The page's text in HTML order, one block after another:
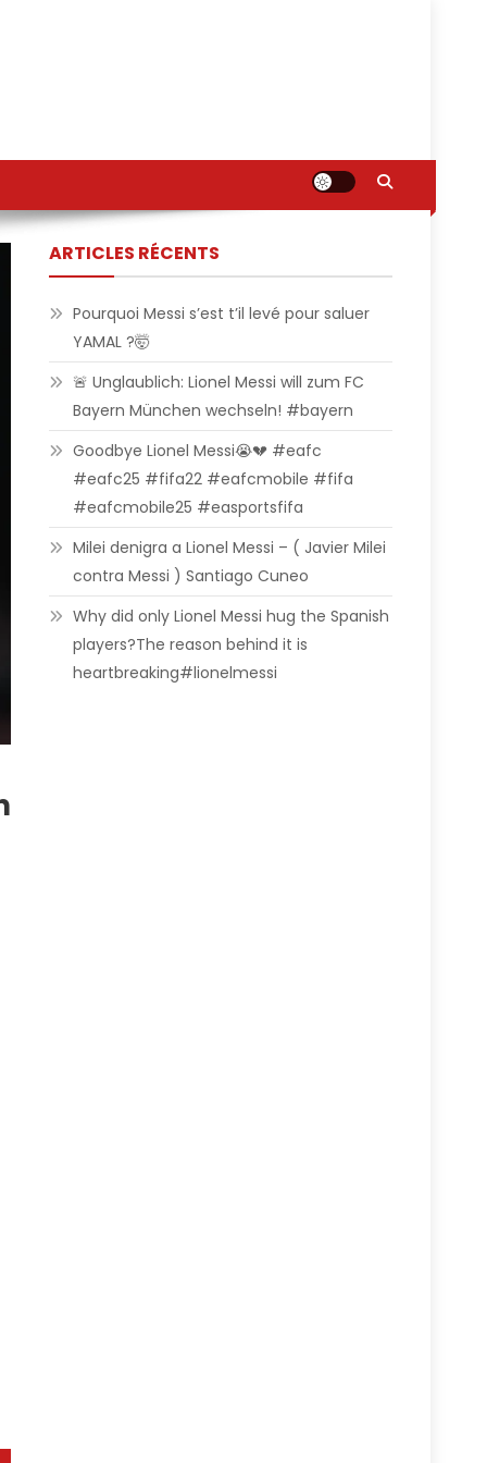
ARTICLES RÉCENTS
Pourquoi Messi s’est t’il levé pour saluer
YAMAL ?🤯
🚨 Unglaublich: Lionel Messi will zum FC
Bayern München wechseln! #bayern
Goodbye Lionel Messi😭💔 #eafc
#eafc25 #fifa22 #eafcmobile #fifa
#eafcmobile25 #easportsfifa
Milei denigra a Lionel Messi – ( Javier Milei
contra Messi ) Santiago Cuneo
Why did only Lionel Messi hug the Spanish
players?The reason behind it is
heartbreaking#lionelmessi